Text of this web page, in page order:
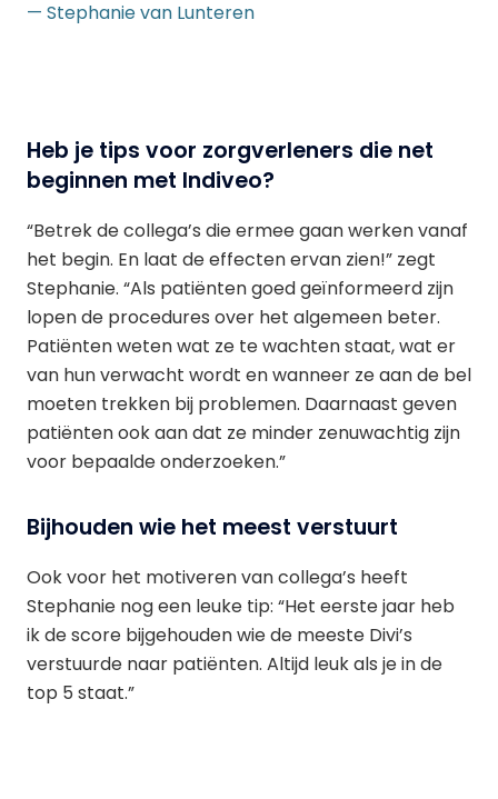
— Stephanie van Lunteren
Heb je tips voor zorgverleners die net
beginnen met Indiveo?
“Betrek de collega’s die ermee gaan werken vanaf
het begin. En laat de effecten ervan zien!” zegt
Stephanie. “Als patiënten goed geïnformeerd zijn
lopen de procedures over het algemeen beter.
Patiënten weten wat ze te wachten staat, wat er
van hun verwacht wordt en wanneer ze aan de bel
moeten trekken bij problemen. Daarnaast geven
patiënten ook aan dat ze minder zenuwachtig zijn
voor bepaalde onderzoeken.”
Bijhouden wie het meest verstuurt
Ook voor het motiveren van collega’s heeft
Stephanie nog een leuke tip: “Het eerste jaar heb
ik de score bijgehouden wie de meeste Divi’s
verstuurde naar patiënten. Altijd leuk als je in de
top 5 staat.”